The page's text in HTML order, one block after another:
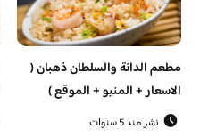
مطعم الدانة والسلطان ذهبان (
الاسعار + المنيو + الموقع )
نشر منذ 5 سنوات